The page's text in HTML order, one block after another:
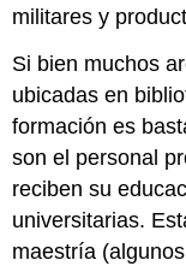
militares y
Si bien muchos
ubicadas en
formación es
son el personal
reciben su
universitarias.
maestría